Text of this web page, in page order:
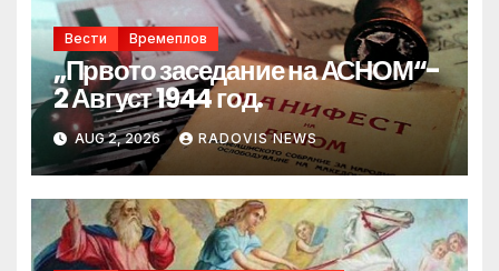
Вести Времеплов
„Првото заседание на АСНОМ“-
2 Август 1944 год.
AUG 2, 2026 RADOVIS NEWS